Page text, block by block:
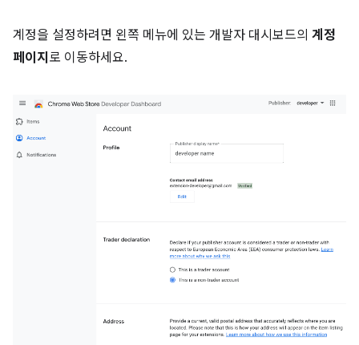
계정을 설정하려면 왼쪽 메뉴에 있는 개발자 대시보드의 계정
페이지 로 이동하세요.